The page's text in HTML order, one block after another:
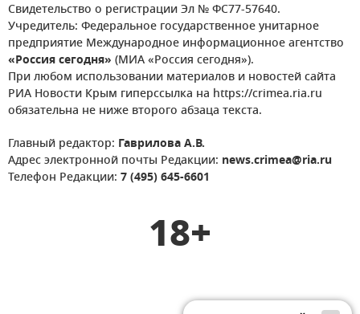
Свидетельство о регистрации Эл № ФС77-57640.
Учредитель: Федеральное государственное унитарное
предприятие Международное информационное агентство
«Россия сегодня» (МИА «Россия сегодня»).
При любом использовании материалов и новостей сайта
РИА Новости Крым гиперссылка на https://crimea.ria.ru
обязательна не ниже второго абзаца текста.
Главный редактор: Гаврилова А.В.
Адрес электронной почты Редакции: news.crimea@ria.ru
Телефон Редакции: 7 (495) 645-6601
18+